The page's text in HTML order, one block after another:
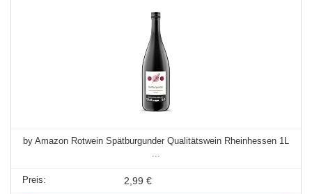
by Amazon Rotwein Spätburgunder Qualitätswein Rheinhessen 1L
2,99 €